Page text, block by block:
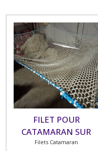
FILET POUR
CATAMARAN SUR
MESURE
Filets Catamaran